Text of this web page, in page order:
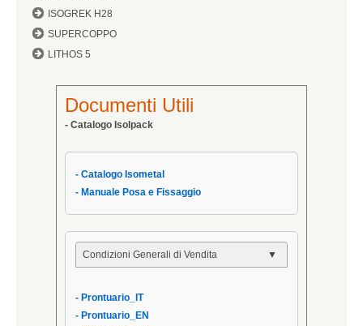
ISOGREK H28
SUPERCOPPO
LITHOS 5
Documenti Utili
- Catalogo Isolpack
- Catalogo Isometal
- Manuale Posa e Fissaggio
Condizioni Generali di Vendita
- Condizioni di Vendita AIPPEG
- Prontuario_IT
- Prontuario_IT
- Prontuario_EN